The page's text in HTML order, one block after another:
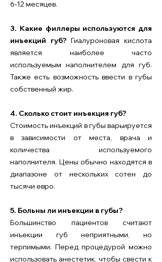
6-12 месяцев.
3. Какие филлеры используются для
инъекций губ? Гиалуроновая кислота
является наиболее часто
используемым наполнителем для губ.
Также есть возможность ввести в губы
собственный жир.
4. Сколько стоит инъекция губ?
Стоимость инъекций в губы варьируется
в зависимости от места, врача и
количества используемого
наполнителя. Цены обычно находятся в
диапазоне от нескольких сотен до
тысячи евро.
5. Больны ли инъекции в губы?
Большинство пациентов считают
инъекции губ неприятными, но
терпимыми. Перед процедурой можно
использовать анестетик, чтобы свести к